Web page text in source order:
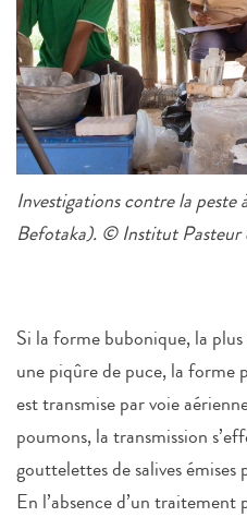
Investigations contre la
Befotaka). © Institut Pasteur
Si la forme bubonique, la
une piqûre de puce, la forme
est transmise par voie
poumons, la transmission
gouttelettes de salives
En l’absence d’un